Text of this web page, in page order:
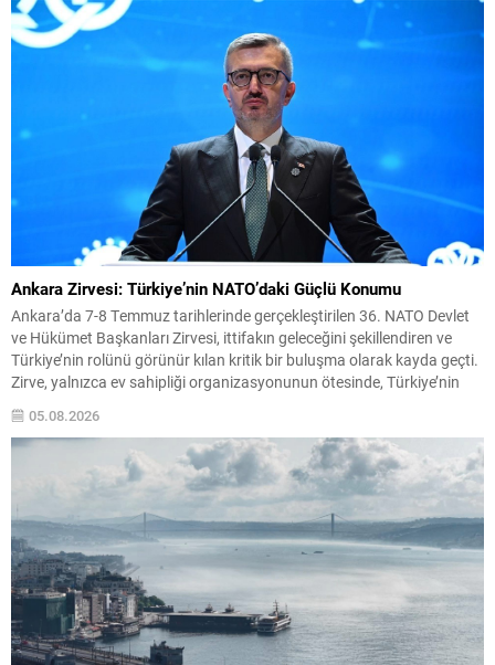
Ankara Zirvesi: Türkiye’nin NATO’daki Güçlü Konumu
Ankara’da 7-8 Temmuz tarihlerinde gerçekleştirilen 36. NATO Devlet
ve Hükümet Başkanları Zirvesi, ittifakın geleceğini şekillendiren ve
Türkiye’nin rolünü görünür kılan kritik bir buluşma olarak kayda geçti.
Zirve, yalnızca ev sahipliği organizasyonunun ötesinde, Türkiye’nin
pekiştirdi. Uluslararası güvenlik ortamı eş zamanlı ve çok boyutlu
tehditlerle...
05.08.2026